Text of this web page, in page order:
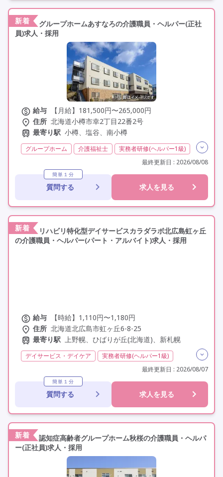
新着
グループホームあすなろの介護職員・ヘルパー(正社
員)求人・採用
給与
【月給】181,500円〜265,000円
住所 北海道小樽市幸2丁目22番2号
最寄り駅 小樽、塩谷、南小樽
グループホーム 介護福祉士
実務者研修(ヘルパー1級)
夜勤専従
残業月20時間以内
残業ほぼなし
常勤
社会保険完備
交通費支給
託児所・保育支援あり
学歴不問
未経験歓迎
定年60歳以上
定年65歳以上 車通勤可
最終更新日 : 2026/08/08
簡単１分
質問する 求人を見る
新着
リハビリ特化型デイサービスカラダラボ北広島虹ヶ丘
の介護職員・ヘルパー(パート・アルバイト)求人・採用
給与
【時給】1,110円〜1,180円
住所 北海道北広島市虹ヶ丘6-8-25
最寄り駅 上野幌、ひばりが丘(北海道)、新札幌
デイサービス・デイケア
実務者研修(ヘルパー1級)
非常勤
学歴不問
未経験歓迎
定年60歳以上 車通勤可 駅近
最終更新日 : 2026/08/07
簡単１分
質問する 求人を見る
新着
認知症高齢者グループホーム秋桜の介護職員・ヘルパ
ー(正社員)求人・採用